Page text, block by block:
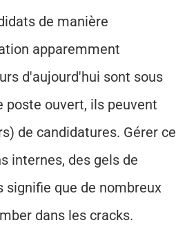
de manière
apparemment
d'aujourd'hui sont sous
poste ouvert, ils peuvent
de candidatures. Gérer ce
internes, des gels de
que de nombreux
dans les cracks.